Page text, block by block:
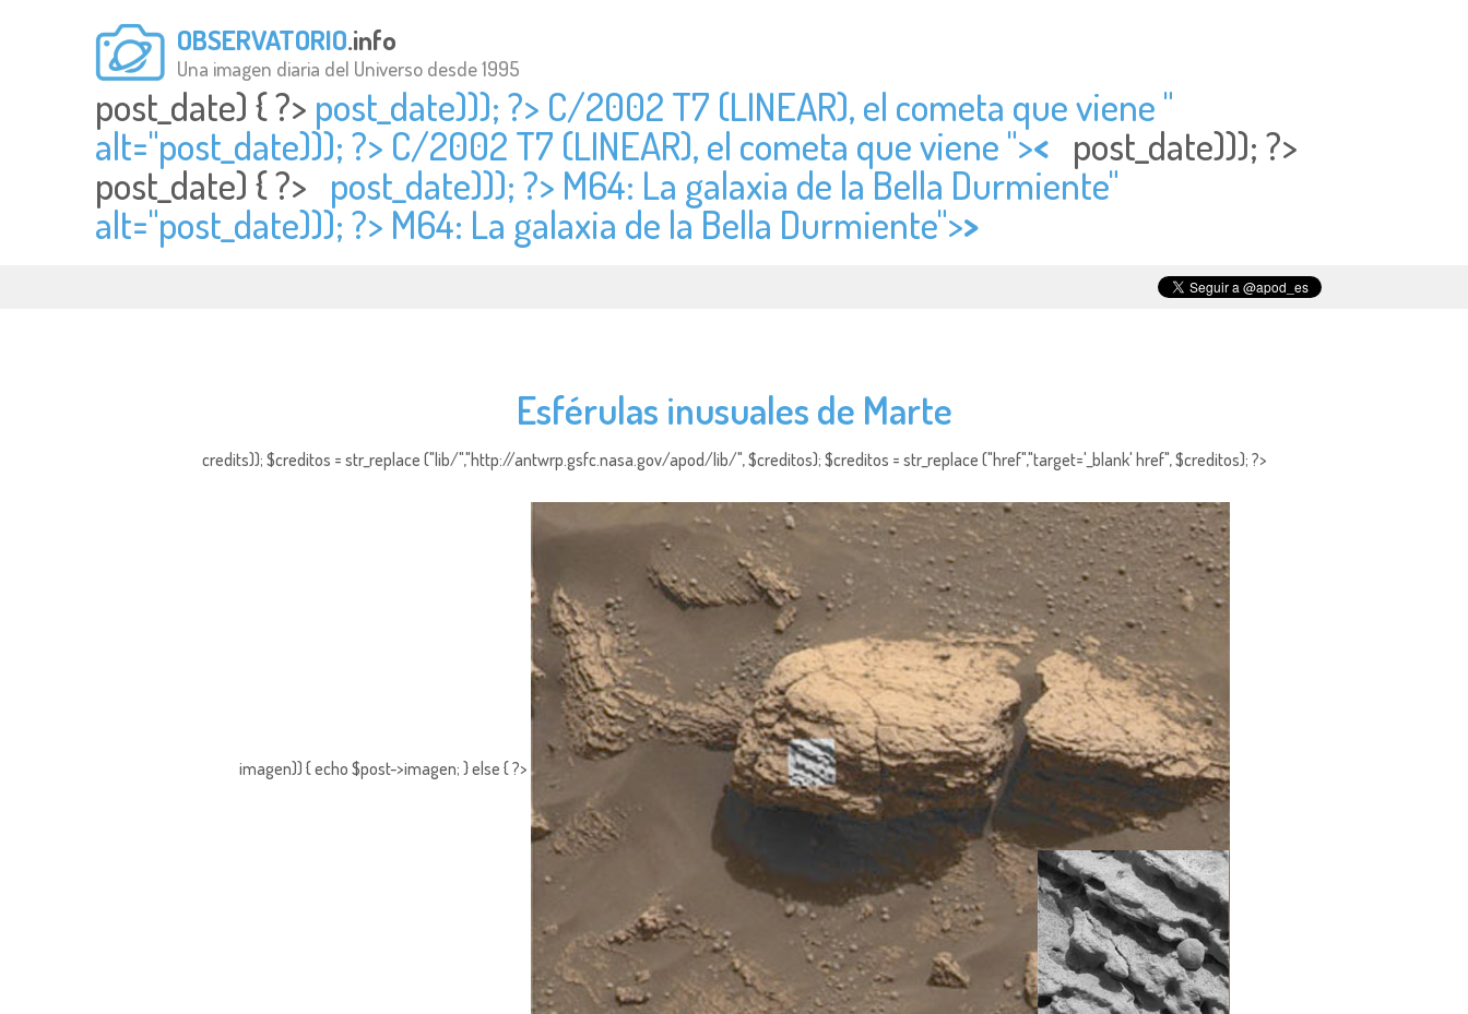
OBSERVATORIO.info
Una imagen diaria del Universo desde 1995
post_date) { ?> post_date))); ?> C/2002 T7 (LINEAR), el cometa que viene "
alt="post_date))); ?> C/2002 T7 (LINEAR), el cometa que viene ">< post_date))); ?>
post_date) { ?> post_date))); ?> M64: La galaxia de la Bella Durmiente"
alt="post_date))); ?> M64: La galaxia de la Bella Durmiente">>
Esférulas inusuales de Marte
credits)); $creditos = str_replace ("lib/","http://antwrp.gsfc.nasa.gov/apod/lib/", $creditos); $creditos = str_replace ("href","target='_blank' href", $creditos); ?>
imagen)) { echo $post->imagen; } else { ?>